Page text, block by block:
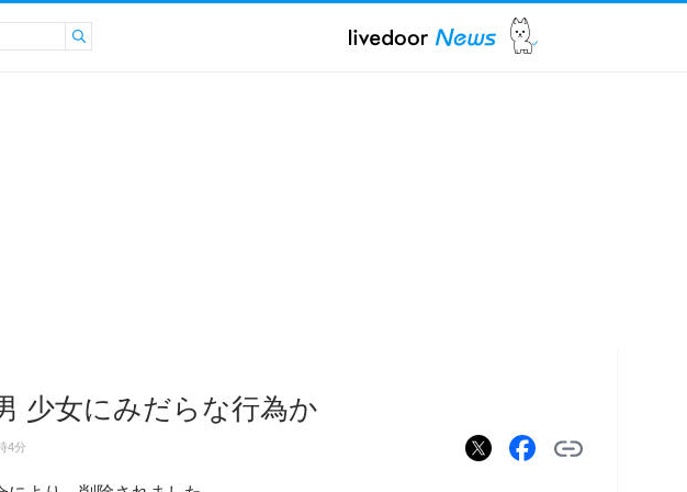
少女にみだらな行為か
4分